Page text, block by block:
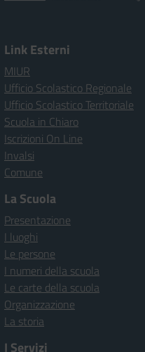
Link Esterni
MIUR
Ufficio Scolastico Regionale
Ufficio Scolastico Territoriale
Scuola in Chiaro
Iscrizioni On Line
Invalsi
Comune
La Scuola
Presentazione
I luoghi
Le persone
I numeri della scuola
Le carte della scuola
Organizzazione
La storia
I Servizi